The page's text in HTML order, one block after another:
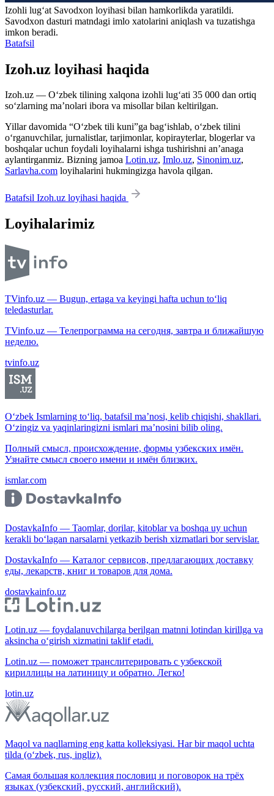
Izohli lugʻat Savodxon loyihasi bilan hamkorlikda yaratildi.
Savodxon dasturi matndagi imlo xatolarini aniqlash va tuzatishga
imkon beradi.
Batafsil
Izoh.uz loyihasi haqida
Izoh.uz — O‘zbek tilining xalqona izohli lug‘ati 35 000 dan ortiq
so‘zlarning ma’nolari ibora va misollar bilan keltirilgan.
Yillar davomida “O‘zbek tili kuni”ga bag‘ishlab, o‘zbek tilini
o‘rganuvchilar, jurnalistlar, tarjimonlar, kopirayterlar, blogerlar va
boshqalar uchun foydali loyihalarni ishga tushirishni an’anaga
aylantirganmiz. Bizning jamoa Lotin.uz, Imlo.uz, Sinonim.uz,
Sarlavha.com loyihalarini hukmingizga havola qilgan.
Batafsil Izoh.uz loyihasi haqida
Loyihalarimiz
TVinfo.uz — Bugun, ertaga va keyingi hafta uchun to‘liq
teledasturlar.
TVinfo.uz — Телепрограмма на сегодня, завтра и ближайшую
неделю.
tvinfo.uz
O‘zbek Ismlarning to‘liq, batafsil ma’nosi, kelib chiqishi, shakllari.
O‘zingiz va yaqinlaringizni ismlari ma’nosini bilib oling.
Полный смысл, происхождение, формы узбекских имён.
Узнайте смысл своего имени и имён близких.
ismlar.com
DostavkaInfo — Taomlar, dorilar, kitoblar va boshqa uy uchun
kerakli bo‘lagan narsalarni yetkazib berish xizmatlari bor servislar.
DostavkaInfo — Каталог сервисов, предлагающих доставку
еды, лекарств, книг и товаров для дома.
dostavkainfo.uz
Lotin.uz — foydalanuvchilarga berilgan matnni lotindan kirillga va
aksincha o‘girish xizmatini taklif etadi.
Lotin.uz — поможет транслитерировать с узбекской
кириллицы на латиницу и обратно. Легко!
lotin.uz
Maqol va naqllarning eng katta kolleksiyasi. Har bir maqol uchta
tilda (o‘zbek, rus, ingliz).
Самая большая коллекция пословиц и поговорок на трёх
языках (узбекский, русский, английский).